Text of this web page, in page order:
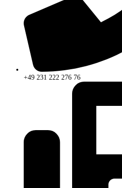
+49 231 222 276 76